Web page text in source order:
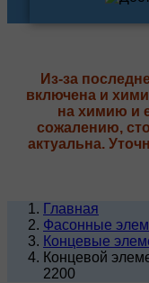
Из-за
включена и
на химию и
сожалению,
актуальна.
Главная
Фасонные
Концевые
Концевой
2200